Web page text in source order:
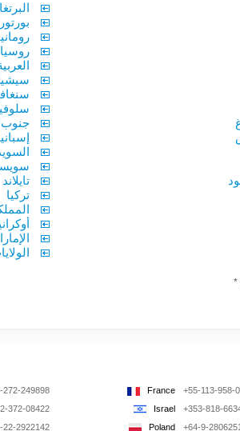
روسيا
جنوب
تايلاند
تركيا
*
+55-113-958-
France
272-249898
+353-818-
Israel
372-08422
+64-9-2806251
Poland
22-2922142